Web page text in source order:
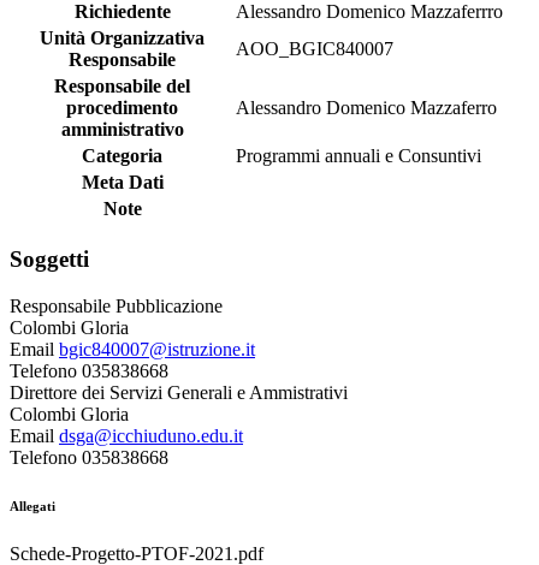
Richiedente
Alessandro Domenico Mazzaferrro
Unità Organizzativa
Responsabile
AOO_BGIC840007
Responsabile del
procedimento
amministrativo
Alessandro Domenico Mazzaferro
Categoria
Programmi annuali e Consuntivi
Meta Dati
Note
Soggetti
Responsabile Pubblicazione
Colombi Gloria
Email bgic840007@istruzione.it
Telefono 035838668
Direttore dei Servizi Generali e Ammistrativi
Colombi Gloria
Email dsga@icchiuduno.edu.it
Telefono 035838668
Allegati
Schede-Progetto-PTOF-2021.pdf